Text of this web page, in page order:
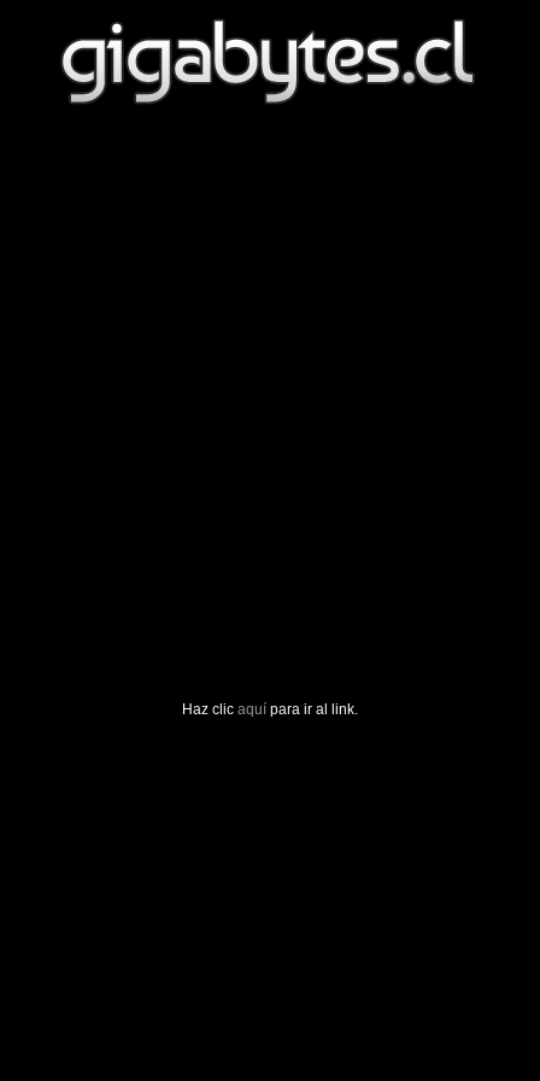
Haz clic aquí para ir al link.